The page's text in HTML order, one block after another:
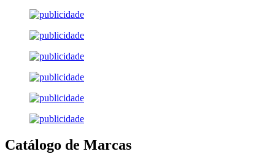
Catálogo de Marcas